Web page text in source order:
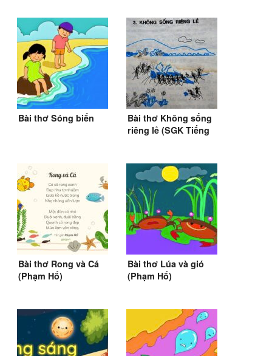
Bài thơ Sóng biển
Bài thơ Không sống
riêng lẻ (SGK Tiếng
Bài thơ Rong và Cá
(Phạm Hổ)
Bài thơ Lúa và gió
(Phạm Hổ)